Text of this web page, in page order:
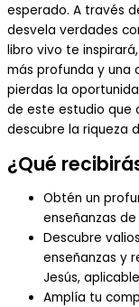
esperado. A través
desvela verdades
libro vivo te
más profunda y una
pierdas la
de este estudio que
descubre la riqueza
¿Qué
Obtén un
enseñanzas de
Descubre
enseñanzas y
Jesús,
Amplía tu